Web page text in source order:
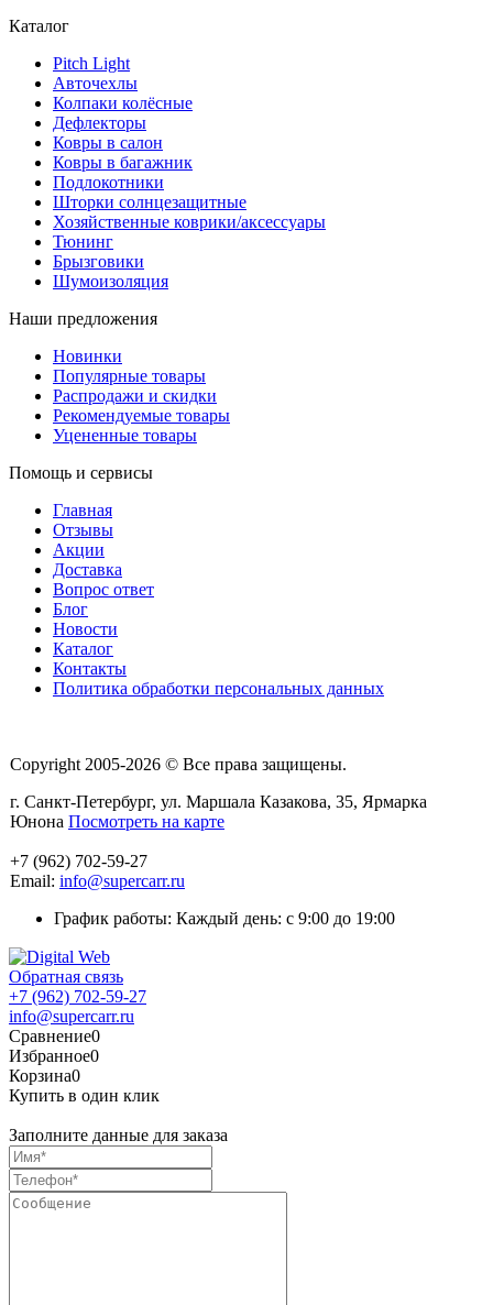
Каталог
Pitch Light
Авточехлы
Колпаки колёсные
Дефлекторы
Ковры в салон
Ковры в багажник
Подлокотники
Шторки солнцезащитные
Хозяйственные коврики/аксессуары
Тюнинг
Брызговики
Шумоизоляция
Наши предложения
Новинки
Популярные товары
Распродажи и скидки
Рекомендуемые товары
Уцененные товары
Помощь и сервисы
Главная
Отзывы
Акции
Доставка
Вопрос ответ
Блог
Новости
Каталог
Контакты
Политика обработки персональных данных
Copyright 2005-2026 © Все права защищены.
г. Санкт-Петербург, ул. Маршала Казакова, 35, Ярмарка
Юнона Посмотреть на карте
+7 (962) 702-59-27
Email: info@supercarr.ru
График работы: Каждый день: с 9:00 до 19:00
Обратная связь
+7 (962) 702-59-27
info@supercarr.ru
Сравнение0
Избранное0
Корзина0
Купить в один клик
Заполните данные для заказа